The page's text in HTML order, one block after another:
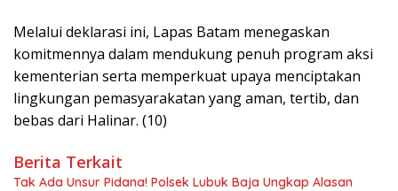
Melalui deklarasi ini, Lapas Batam menegaskan
komitmennya dalam mendukung penuh program aksi
kementerian serta memperkuat upaya menciptakan
lingkungan pemasyarakatan yang aman, tertib, dan
bebas dari Halinar. (10)
Berita Terkait
Tak Ada Unsur Pidana! Polsek Lubuk Baja Ungkap Alasan